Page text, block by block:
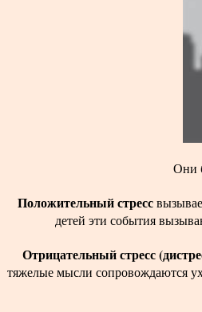
Они
Положительный стресс
детей эти события
Отрицательный стресс
тяжелые мысли сопровождаются